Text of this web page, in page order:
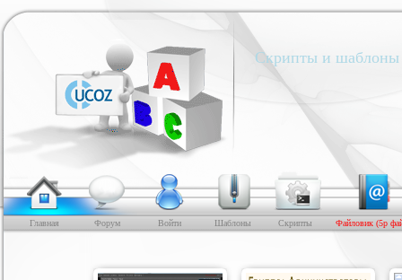
Скрипты и шаблоны
Главная Форум Войти Шаблоны Скрипты Файловик (5р